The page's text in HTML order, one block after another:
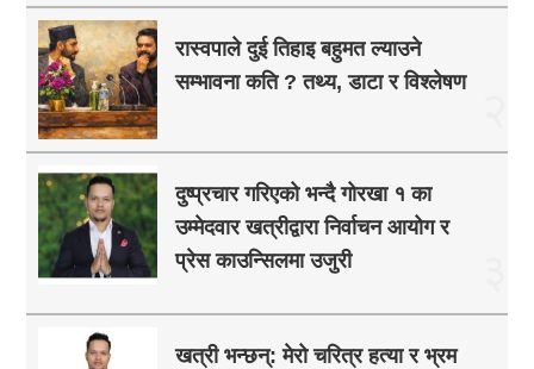
रास्वपाले दुई तिहाइ बहुमत ल्याउने
सम्भावना कति ? तथ्य, डाटा र विश्लेषण
दुष्प्रचार गरिएको भन्दै गोरखा १ का
उम्मेदवार खत्रीद्वारा निर्वाचन आयोग र
प्रेस काउन्सिलमा उजुरी
खत्री भन्छन्: मेरो चरित्र हत्या र भ्रम